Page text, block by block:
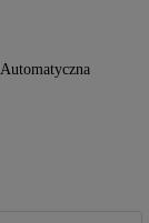
Automatyczna